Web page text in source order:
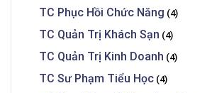
TC Phục Hồi Chức Năng (4)
TC Quản Trị Khách Sạn (4)
TC Quản Trị Kinh Doanh (4)
TC Sư Phạm Tiểu Học (4)